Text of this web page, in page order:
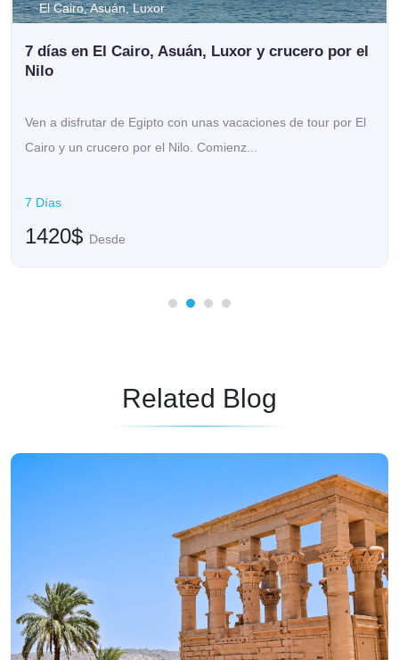
por el
de tour por El
Luxor, Asuán
Crucero por el Nilo de 5 días desde
Participa en un asombroso crucero por el Nilo
como parte de inolvidables viajes por Eg...
Related Blog